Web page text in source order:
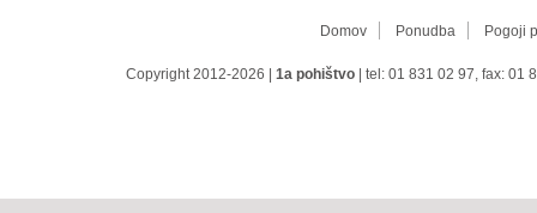
Domov Ponudba Pogoji
Copyright 2012-2026 | 1a pohištvo | tel: 01 831 02 97, fax: 01